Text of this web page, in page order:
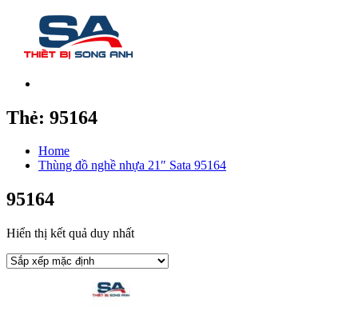
Thẻ: 95164
Home
Thùng đồ nghề nhựa 21″ Sata 95164
95164
Hiển thị kết quả duy nhất